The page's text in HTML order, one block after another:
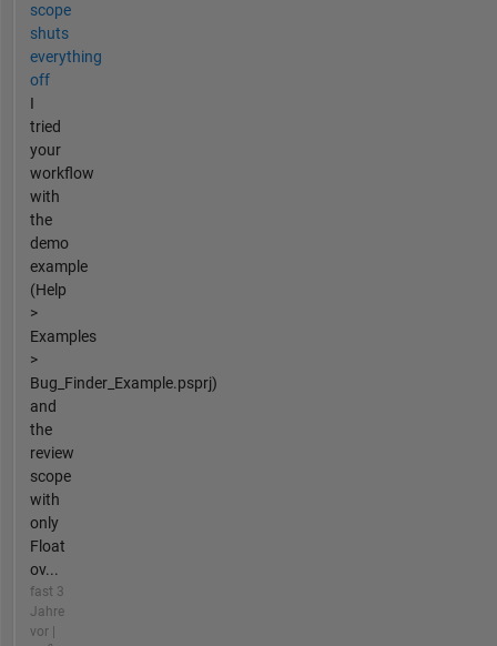
scope
shuts
everything
off
I
tried
your
workflow
with
the
demo
example
(Help
>
Examples
>
Bug_Finder_Example.psprj)
and
the
review
scope
with
only
Float
ov...
fast 3
Jahre
vor |